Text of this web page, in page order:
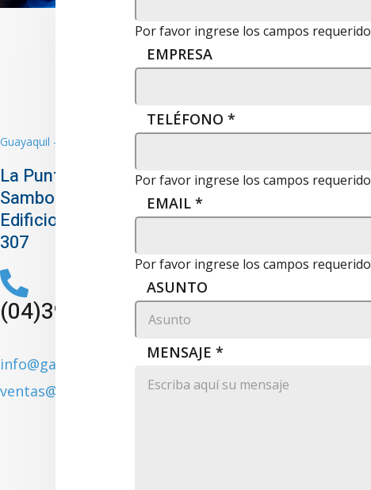
Por favor ingrese los campos
EMPRESA
TELÉFONO *
Por favor ingrese los campos
EMAIL *
Por favor ingrese los campos
ASUNTO
MENSAJE *
Guayaquil - Samborondón
La Puntilla Km 1.5, Edf.
Samborondon
Edificio Office Center piso 3 oficina
307
(04)3900802
info@garbocorpsa.com
ventas@garbocorpsa.com